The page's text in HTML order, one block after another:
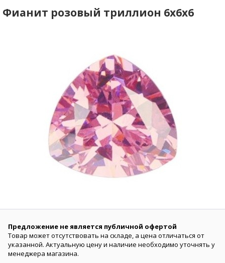
Фианит розовый триллион 6х6х6
Предложение не является публичной офертой
Товар может отсутствовать на складе, а цена отличаться от
указанной. Актуальную цену и наличие необходимо уточнять у
менеджера магазина.